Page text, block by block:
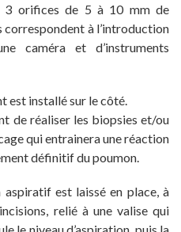
3 orifices de 5 à 10 mm de
à l’introduction
caméra et d’instruments
est installé sur le côté.
de réaliser les biopsies et/ou
qui entrainera une réaction
définitif du poumon.
aspiratif est laissé en place, à
relié à une valise qui